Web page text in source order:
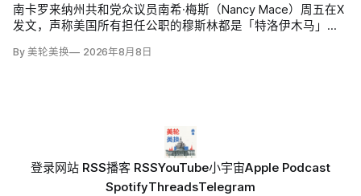
南卡罗来纳州共和党众议员南希·梅斯（Nancy Mace）周五在X
发文，声称美国所有担任公职的穆斯林都是「特洛伊木马」，
默」。截至浏览器核验时，这条帖子获得约440万次浏览、6.2
By 美轮美换 2026年8月8日
登录网站 RSS播客 RSSYouTube小宇宙Apple Podcast
SpotifyThreadsTelegram